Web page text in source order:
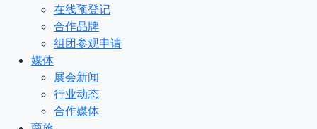
在线预登记
合作品牌
组团参观申请
媒体
展会新闻
行业动态
合作媒体